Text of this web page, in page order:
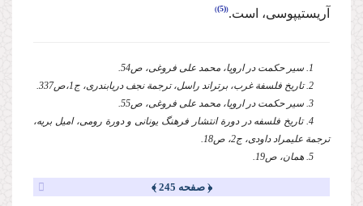
آریستیپوسی، است. (5)
1. سیر حكمت در اروپا، محمد علی فروغی، ص54.
2. تاریخ فلسفة‌ غرب، برتراند راسل، ترجمة نجف دریابندری، ج1،‌ص337.
3. سیر حكمت در اروپا، محمد علی فروغی، ص55.
4. تاریخ فلسفه‌ در دورة انتشار فرهنگ یونانی و دورة رومی، امیل بریه،
ترجمة‌ علیمراد داودی، ج2، ص18.
5. همان، ص19.
﴿ صفحه 245 ﴾